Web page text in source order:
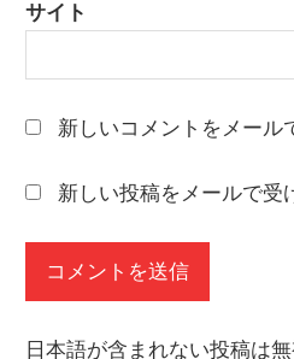
サイト
新しいコメントをメール
新しい投稿をメールで受
日本語が含まれない投稿は